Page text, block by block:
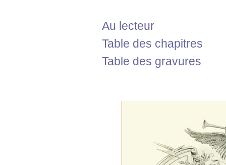
Au lecteur
Table des chapitres
Table des gravures